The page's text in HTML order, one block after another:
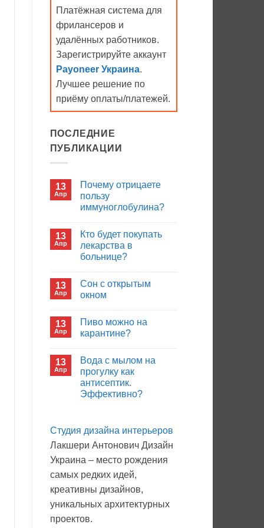
Платёжная система для
фрилансеров и
удалённых работников.
Зарегистрируйте аккаунт
Payoneer Украина.
Лучшее решение по
приёму оплаты/платежей.
ПОСЛЕДНИЕ
ПУБЛИКАЦИИ
13
Апр
Почему отрицаете
пользу
иммуноглобулина?
записи
Почему
отрицаете
пользу
13
Апр
Кто будет покупать
лекарства в
больнице?
записи
Кто
будет
больнице?
13
Апр
Сон с открытым
окном
записи
Сон
с
13
Апр
Пиво можно на
карантине?
записи
Пиво
можно
на
карантине?
13
Апр
Вода с мылом на
прогулку как
антисептик.
Эффективно?
Вода
мылом
на
прогулку
антисептик.
Студия дизайна интерьеров
Лакшери Антонович Дизайн
Украина – место рождения
самых редких идей,
креативны дизайнов,
уникальных архитектурных
проектов.